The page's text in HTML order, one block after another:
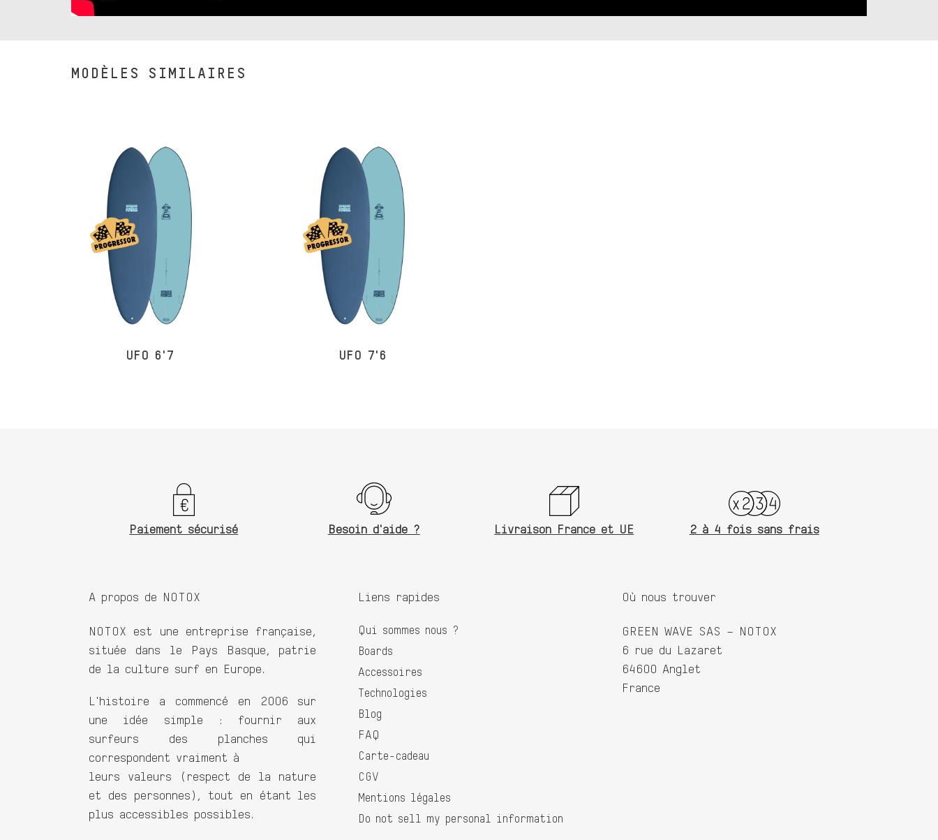
MODÈLES SIMILAIRES
UFO 6'7 UFO 7'6
Paiement sécurisé Besoin d'aide ? Livraison France et UE 2 à 4 fois sans frais
A propos de NOTOX
NOTOX est une entreprise française,
située dans le Pays Basque, patrie
de la culture surf en Europe.
L'histoire a commencé en 2006 sur
une idée simple : fournir aux
surfeurs des planches qui
correspondent vraiment à
leurs valeurs (respect de la nature
et des personnes), tout en étant les
plus accessibles possibles.
Liens rapides
Qui sommes nous ?
Boards
Accessoires
Technologies
Blog
FAQ
Carte-cadeau
CGV
Mentions légales
Do not sell my personal information
Où nous trouver
GREEN WAVE SAS – NOTOX
6 rue du Lazaret
64600 Anglet
France